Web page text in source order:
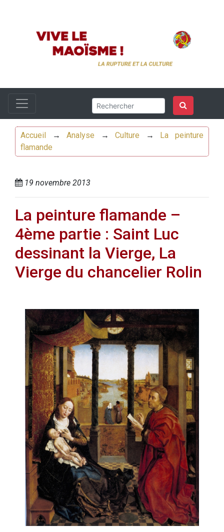
Accueil →Analyse →Culture →
La peinture
flamande
19 novembre 2013
La peinture flamande –
4ème partie : Saint Luc
dessinant la Vierge, La
Vierge du chancelier Rolin